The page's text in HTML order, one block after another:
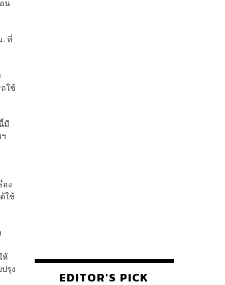
น
. ที่
ใช้
มี
อง
ใช้
ห้
รุง
EDITOR'S PICK